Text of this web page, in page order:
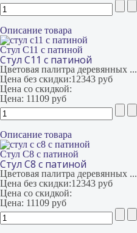
Описание товара
Стул С11 с патиной
Стул С11 с патиной
Цветовая палитра деревянных ...
Цена без скидки:12343 руб
Цена со скидкой:
Цена: 11109 руб
Описание товара
Стул С8 с патиной
Стул С8 с патиной
Цветовая палитра деревянных ...
Цена без скидки:12343 руб
Цена со скидкой:
Цена: 11109 руб